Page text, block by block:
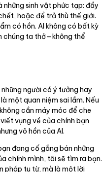
những sinh vật phức tạp: đầy
hoặc để trả thù thế giới.
có hồn. AI không có bất kỳ
chúng ta thở—không thể
người có ý tưởng hay
một quan niệm sai lầm. Nếu
cần máy móc để che
vụng về của chính bạn
vô hồn của AI.
đang cố gắng bán những
chính mình, tôi sẽ tìm ra bạn.
pháp tu từ, mà là một lời